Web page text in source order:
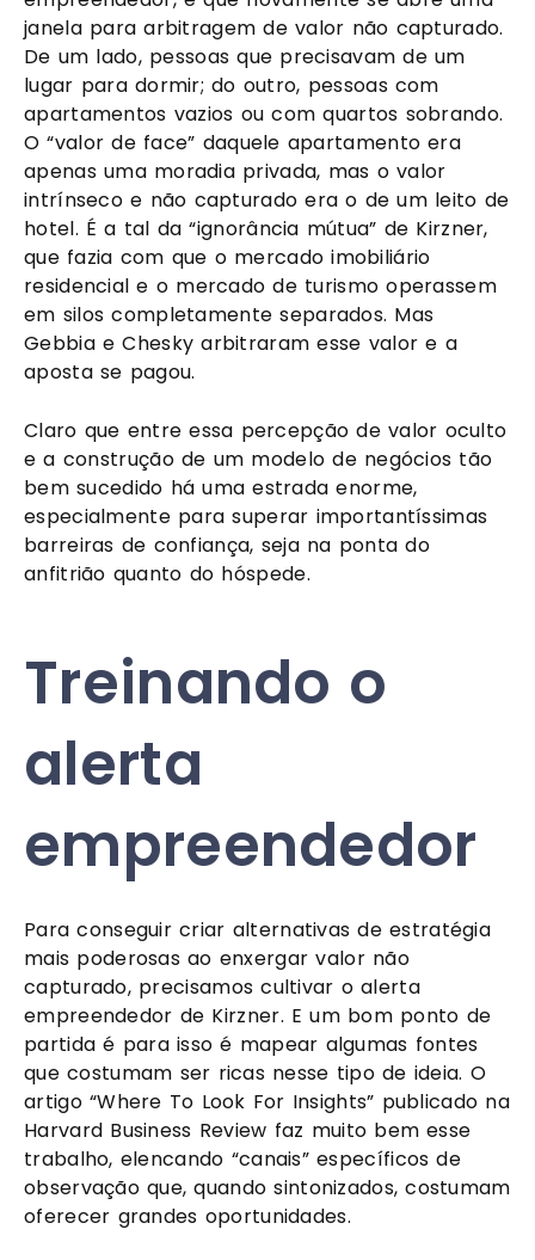
janela para arbitragem de valor não capturado.
De um lado, pessoas que precisavam de um
lugar para dormir; do outro, pessoas com
apartamentos vazios ou com quartos sobrando.
O “valor de face” daquele apartamento era
apenas uma moradia privada, mas o valor
intrínseco e não capturado era o de um leito de
hotel. É a tal da “ignorância mútua” de Kirzner,
que fazia com que o mercado imobiliário
residencial e o mercado de turismo operassem
em silos completamente separados. Mas
Gebbia e Chesky arbitraram esse valor e a
aposta se pagou.
Claro que entre essa percepção de valor oculto
e a construção de um modelo de negócios tão
bem sucedido há uma estrada enorme,
especialmente para superar importantíssimas
barreiras de confiança, seja na ponta do
anfitrião quanto do hóspede.
Treinando o
alerta
empreendedor
Para conseguir criar alternativas de estratégia
mais poderosas ao enxergar valor não
capturado, precisamos cultivar o alerta
empreendedor de Kirzner. E um bom ponto de
partida é para isso é mapear algumas fontes
que costumam ser ricas nesse tipo de ideia. O
artigo “Where To Look For Insights” publicado na
Harvard Business Review faz muito bem esse
trabalho, elencando “canais” específicos de
observação que, quando sintonizados, costumam
oferecer grandes oportunidades.